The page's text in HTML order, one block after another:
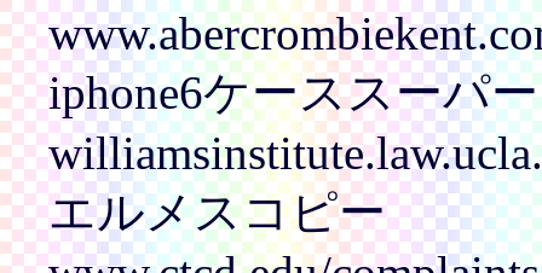
iphone6ケーススーパ
エルメスコピー